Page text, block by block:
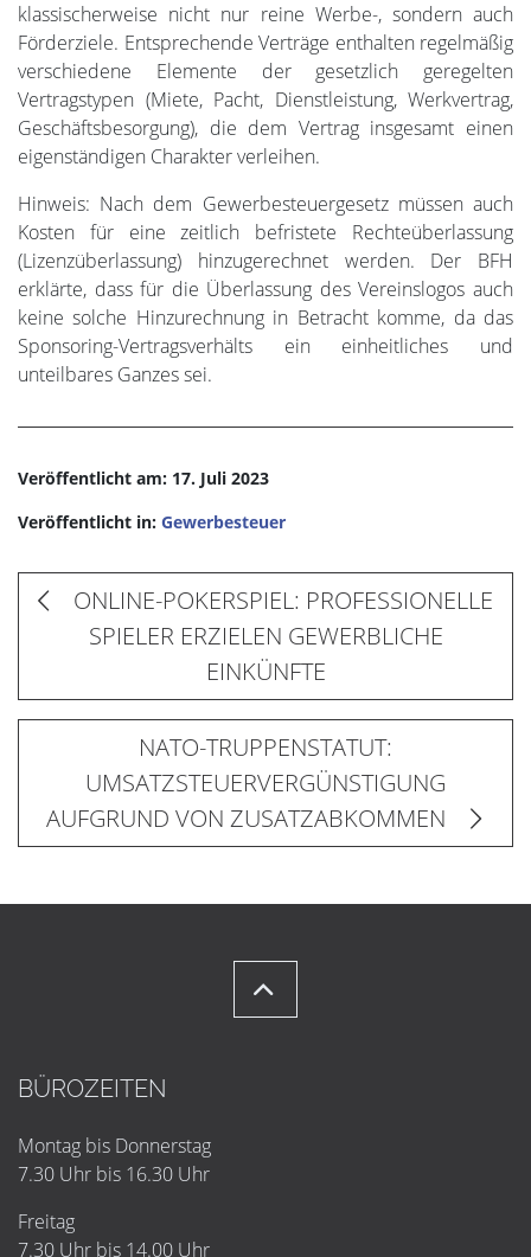
klassischerweise nicht nur reine Werbe-, sondern auch
Förderziele. Entsprechende Verträge enthalten regelmäßig
verschiedene Elemente der gesetzlich geregelten
Vertragstypen (Miete, Pacht, Dienstleistung, Werkvertrag,
Geschäftsbesorgung), die dem Vertrag insgesamt einen
eigenständigen Charakter verleihen.
Hinweis: Nach dem Gewerbesteuergesetz müssen auch
Kosten für eine zeitlich befristete Rechteüberlassung
(Lizenzüberlassung) hinzugerechnet werden. Der BFH
erklärte, dass für die Überlassung des Vereinslogos auch
keine solche Hinzurechnung in Betracht komme, da das
Sponsoring-Vertragsverhälts ein einheitliches und
unteilbares Ganzes sei.
Veröffentlicht am: 17. Juli 2023
Veröffentlicht in: Gewerbesteuer
ONLINE-POKERSPIEL: PROFESSIONELLE
SPIELER ERZIELEN GEWERBLICHE
EINKÜNFTE
NATO-TRUPPENSTATUT:
UMSATZSTEUERVERGÜNSTIGUNG
AUFGRUND VON ZUSATZABKOMMEN
BÜROZEITEN
Montag bis Donnerstag
7.30 Uhr bis 16.30 Uhr
Freitag
7.30 Uhr bis 14.00 Uhr